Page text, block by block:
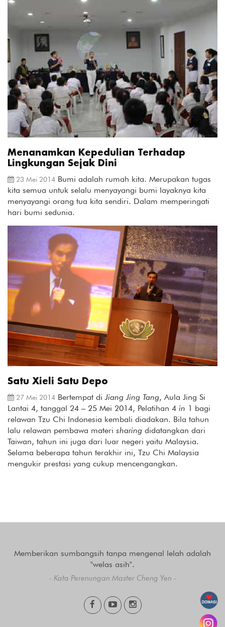
Menanamkan Kepedulian Terhadap
Lingkungan Sejak Dini
23 Mei 2014 Bumi adalah rumah kita. Merupakan tugas
kita semua untuk selalu menyayangi bumi layaknya kita
menyayangi orang tua kita sendiri. Dalam memperingati
hari bumi sedunia.
Satu Xieli Satu Depo
27 Mei 2014 Bertempat diJiang Jing Tang, Aula Jing Si
Lantai 4, tanggal 24 – 25 Mei 2014, Pelatihan 4 in 1 bagi
relawan Tzu Chi Indonesia kembali diadakan. Bila tahun
lalu relawan pembawa materi sharing didatangkan dari
Taiwan, tahun ini juga dari luar negeri yaitu Malaysia.
Selama beberapa tahun terakhir ini, Tzu Chi Malaysia
mengukir prestasi yang cukup mencengangkan.
Memberikan sumbangsih tanpa mengenal lelah adalah
"welas asih".
- Kata Perenungan Master Cheng Yen -